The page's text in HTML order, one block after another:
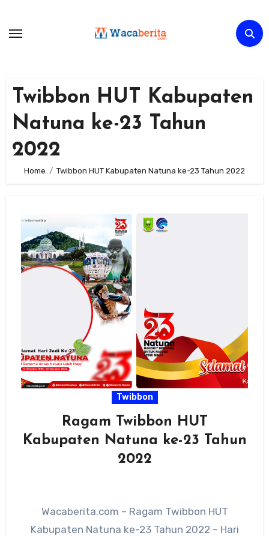
content
Twibbon HUT Kabupaten
Natuna ke-23 Tahun
2022
Home Twibbon HUT Kabupaten Natuna ke-23 Tahun 2022
Twibbon
Ragam Twibbon HUT
Kabupaten Natuna ke-23 Tahun
2022
Wacaberita.com – Ragam Twibbon HUT
Kabupaten Natuna ke-23 Tahun 2022 – Hari